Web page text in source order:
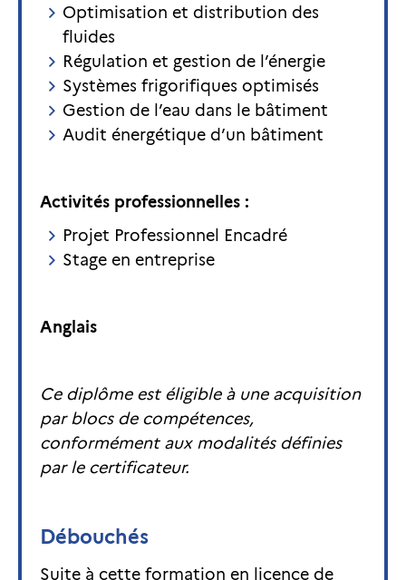
Optimisation et distribution des
fluides
Régulation et gestion de l’énergie
Systèmes frigorifiques optimisés
Gestion de l’eau dans le bâtiment
Audit énergétique d’un bâtiment
Activités professionnelles :
Projet Professionnel Encadré
Stage en entreprise
Anglais
Ce diplôme est éligible à une acquisition
par blocs de compétences,
conformément aux modalités définies
par le certificateur.
Débouchés
Suite à cette formation en licence de